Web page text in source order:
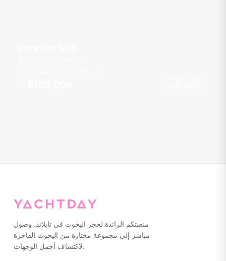
منصتكم الرائدة لحجز اليخوت في تايلاند. وصول
مباشر إلى مجموعة مختارة من اليخوت الفاخرة
لاكتشاف أجمل الوجهات.